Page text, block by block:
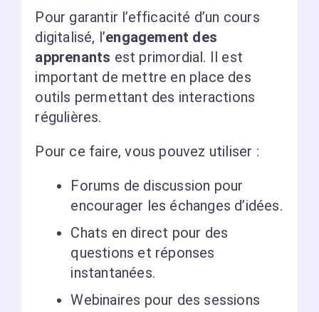
Pour garantir l’efficacité d’un cours
digitalisé, l’engagement des
apprenants est primordial. Il est
important de mettre en place des
outils permettant des interactions
régulières.
Pour ce faire, vous pouvez utiliser :
Forums de discussion pour
encourager les échanges d’idées.
Chats en direct pour des
questions et réponses
instantanées.
Webinaires pour des sessions